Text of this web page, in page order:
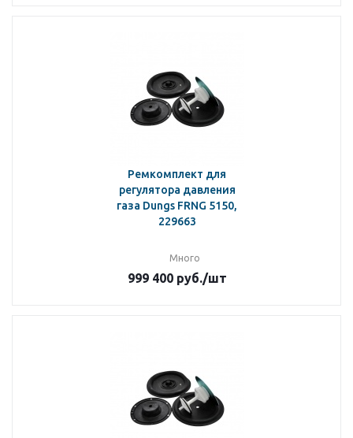
Ремкомплект для
регулятора давления
газа Dungs FRNG 5150,
229663
Много
999 400руб./шт